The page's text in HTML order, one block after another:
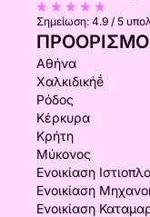
Σημείωση: 4.9 / 5
Αθήνα
Χαλκιδικήḗ
Ρόδος
Κέρκυρα
Κρήτη
Μύκονος
Ενοικίαση
Ενοικίαση
Ενοικίαση